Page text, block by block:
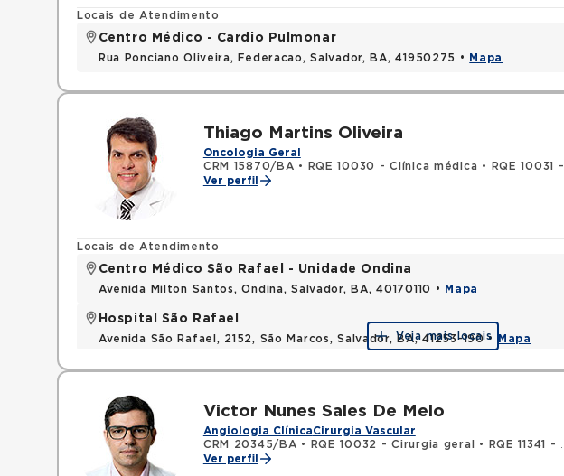
Locais de Atendimento
Centro Médico - Cardio Pulmonar
Rua Ponciano Oliveira, Federacao, Salvador, BA, 41950275 • Mapa
Thiago Martins Oliveira
Oncologia Geral
CRM 15870/BA • RQE 10030 - Clínica médica •
RQE 10031 - Oncologia clínica
Ver perfil
Locais de Atendimento
Centro Médico São Rafael - Unidade Ondina
Avenida Milton Santos, Ondina, Salvador, BA, 40170110 • Mapa
Hospital São Rafael
Avenida São Rafael, 2152, São Marcos, Salvador, BA, 41253-190 • Mapa
Veja mais locais
Victor Nunes Sales De Melo
Angiologia ClínicaCirurgia Vascular
CRM 20345/BA • RQE 10032 - Cirurgia geral •
RQE 11341 - Cirurgia vascular
Ver perfil